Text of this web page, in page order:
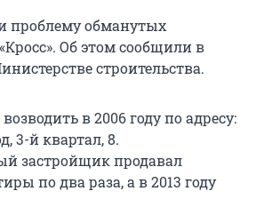
проблему обманутых
Об этом сообщили в
строительства.
в 2006 году по адресу:
3-й квартал, 8.
застройщик продавал
по два раза, а в 2013 году